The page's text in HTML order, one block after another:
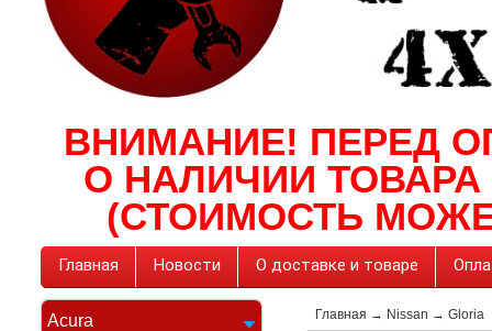
ВНИМАНИЕ! ПЕРЕД
О НАЛИЧИИ
(СТОИМОСТЬ
Главная Новости О доставке и товаре
Acura Главная → Nissan → Gloria